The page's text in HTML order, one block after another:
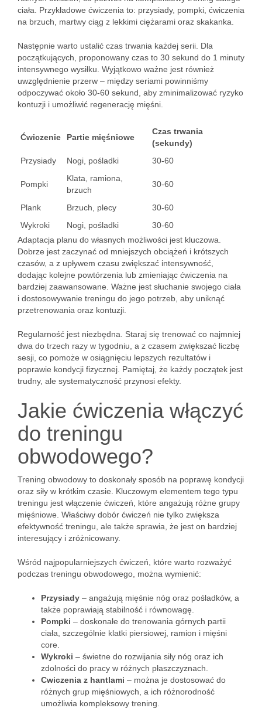
ciała. Przykładowe ćwiczenia to: przysiady, pompki, ćwiczenia
na brzuch, martwy ciąg z lekkimi ciężarami oraz skakanka.
Następnie warto ustalić czas trwania każdej serii. Dla
początkujących, proponowany czas to 30 sekund do 1 minuty
intensywnego wysiłku. Wyjątkowo ważne jest również
uwzględnienie przerw – między seriami powinniśmy
odpoczywać około 30-60 sekund, aby zminimalizować ryzyko
kontuzji i umożliwić regenerację mięśni.
Ćwiczenie Partie mięśniowe
Czas trwania
(sekundy)
Przysiady
Nogi, pośladki 30-60
Pompki
Klata, ramiona,
brzuch
30-60
Plank Brzuch, plecy
30-60
Wykroki
Nogi, pośladki
30-60
Adaptacja planu do własnych możliwości jest kluczowa.
Dobrze jest zaczynać od mniejszych obciążeń i krótszych
czasów, a z upływem czasu zwiększać intensywność,
dodając kolejne powtórzenia lub zmieniając ćwiczenia na
bardziej zaawansowane. Ważne jest słuchanie swojego ciała
i dostosowywanie treningu do jego potrzeb, aby uniknąć
przetrenowania oraz kontuzji.
Regularność jest niezbędna. Staraj się trenować co najmniej
dwa do trzech razy w tygodniu, a z czasem zwiększać liczbę
sesji, co pomoże w osiągnięciu lepszych rezultatów i
poprawie kondycji fizycznej. Pamiętaj, że każdy początek jest
trudny, ale systematyczność przynosi efekty.
Jakie ćwiczenia włączyć
do treningu
obwodowego?
Trening obwodowy to doskonały sposób na poprawę kondycji
oraz siły w krótkim czasie. Kluczowym elementem tego typu
treningu jest włączenie ćwiczeń, które angażują różne grupy
mięśniowe. Właściwy dobór ćwiczeń nie tylko zwiększa
efektywność treningu, ale także sprawia, że jest on bardziej
interesujący i zróżnicowany.
Wśród najpopularniejszych ćwiczeń, które warto rozważyć
podczas treningu obwodowego, można wymienić:
Przysiady – angażują mięśnie nóg oraz pośladków, a
także poprawiają stabilność i równowagę.
Pompki – doskonałe do trenowania górnych partii
ciała, szczególnie klatki piersiowej, ramion i mięśni
core.
Wykroki – świetne do rozwijania siły nóg oraz ich
zdolności do pracy w różnych płaszczyznach.
Cwiczenia z hantlami – można je dostosować do
różnych grup mięśniowych, a ich różnorodność
umożliwia kompleksowy trening.